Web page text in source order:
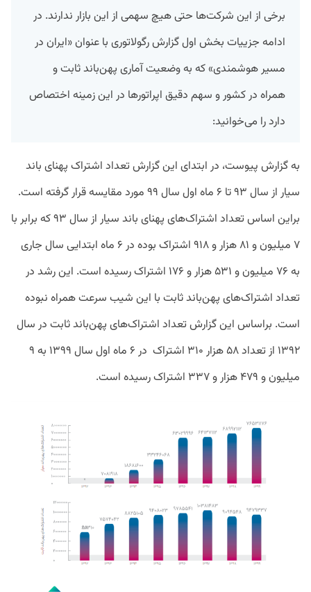
برخی از این شرکت‌ها حتی هیچ سهمی از این بازار ندارند. در
ادامه جزییات بخش اول گزارش رگولاتوری با عنوان «ایران در
مسیر هوشمندی» که به وضعیت آماری پهن‌باند ثابت و
همراه در کشور و سهم دقیق اپراتورها در این زمینه اختصاص
دارد را می‌خوانید:
به گزارش پیوست،‌ در ابتدای این گزارش ‌تعداد اشتراک‌ پهنای باند
سیار از سال ۹۳ تا ۶ ماه اول سال ۹۹ مورد مقایسه قرار گرفته است.
براین اساس تعداد اشتراک‌های پهنای باند سیار از سال ۹۳ که برابر با
۷ میلیون و ۸۱ هزار و ۹۱۸ اشتراک بوده در ۶ ماه ابتدایی سال جاری
به ۷۶ میلیون و ۵۳۱ هزار و ۱۷۶ اشتراک رسیده است. این رشد در
تعداد اشتراک‌های پهن‌باند ثابت با این شیب سرعت همراه نبوده
است. براساس این گزارش تعداد اشتراک‌های پهن‌باند ثابت در سال
۱۳۹۲ از تعداد ۵۸ هزار ۳۱۰ اشتراک
در ۶ ماه اول سال ۱۳۹۹ به ۹
میلیون و ۴۷۹ هزار و ۳۳۷ اشتراک رسیده است.